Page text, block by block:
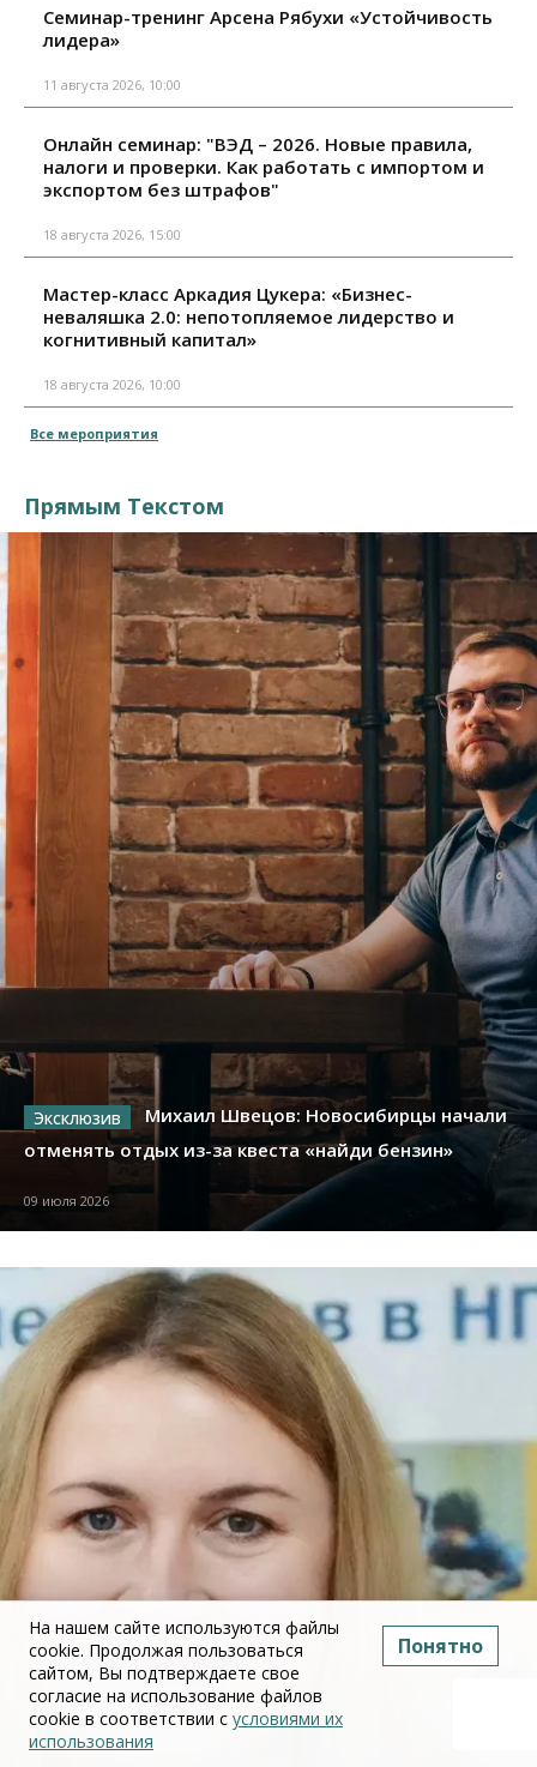
Семинар-тренинг Арсена Рябухи «Устойчивость
лидера»
11 августа 2026, 10:00
Онлайн семинар: "ВЭД – 2026. Новые правила,
налоги и проверки. Как работать с импортом и
экспортом без штрафов"
18 августа 2026, 15:00
Мастер-класс Аркадия Цукера: «Бизнес-
неваляшка 2.0: непотопляемое лидерство и
когнитивный капитал»
18 августа 2026, 10:00
Все мероприятия
Прямым Текстом
Михаил Швецов: Новосибирцы начали
отменять отдых из-за квеста «найди бензин»
09 июля 2026
На нашем сайте используются файлы
cookie. Продолжая пользоваться
сайтом, Вы подтверждаете свое
согласие на использование файлов
cookie в соответствии с условиями их
использования
Понятно